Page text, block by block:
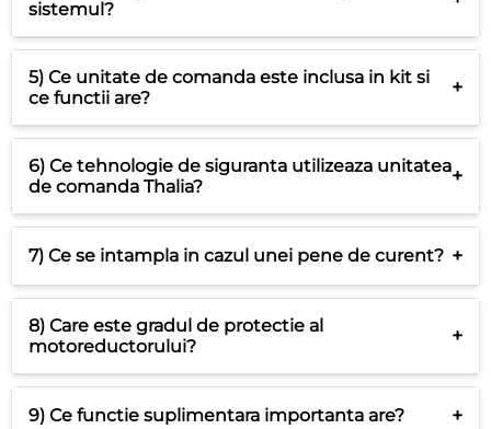
sistemul?
5) Ce unitate de comanda este inclusa in kit si
ce functii are?
+
6) Ce tehnologie de siguranta utilizeaza unitatea
de comanda Thalia?
+
7) Ce se intampla in cazul unei pene de curent? +
8) Care este gradul de protectie al
motoreductorului?
+
9) Ce functie suplimentara importanta are? +